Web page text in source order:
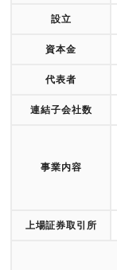
設立
資本金
代表者
連結子会社数
事業内容
上場証券取引所